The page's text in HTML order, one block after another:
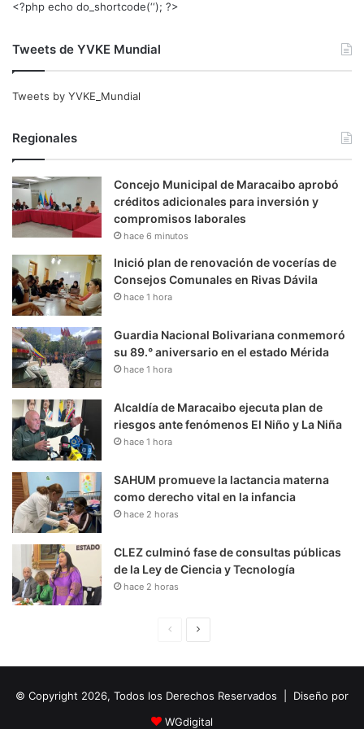
<?php echo do_shortcode(‘‘); ?>
Tweets de YVKE Mundial
Tweets by YVKE_Mundial
Regionales
Concejo Municipal de Maracaibo aprobó
créditos adicionales para inversión y
compromisos laborales
hace 6 minutos
Inició plan de renovación de vocerías de
Consejos Comunales en Rivas Dávila
hace 1 hora
Guardia Nacional Bolivariana conmemoró
su 89.° aniversario en el estado Mérida
hace 1 hora
Alcaldía de Maracaibo ejecuta plan de
riesgos ante fenómenos El Niño y La Niña
hace 1 hora
SAHUM promueve la lactancia materna
como derecho vital en la infancia
hace 2 horas
CLEZ culminó fase de consultas públicas
de la Ley de Ciencia y Tecnología
hace 2 horas
i
n
u
i
© Copyright 2026, Todos los Derechos Reservados | Diseño por
WGdigital